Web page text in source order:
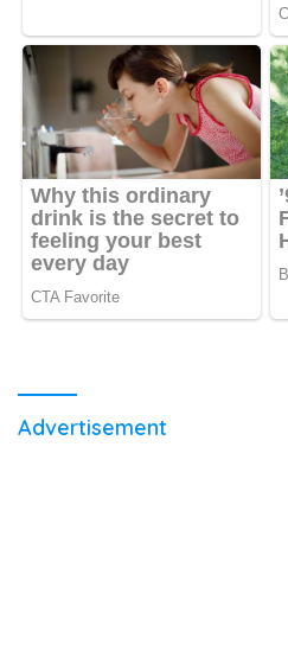
Advertisement